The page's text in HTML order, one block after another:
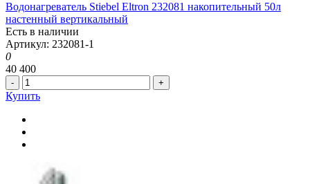
Водонагреватель Stiebel Eltron 232081 накопительный 50л
настенный вертикальный
Есть в наличии
Артикул: 232081-1
0
40 400
- +
Купить